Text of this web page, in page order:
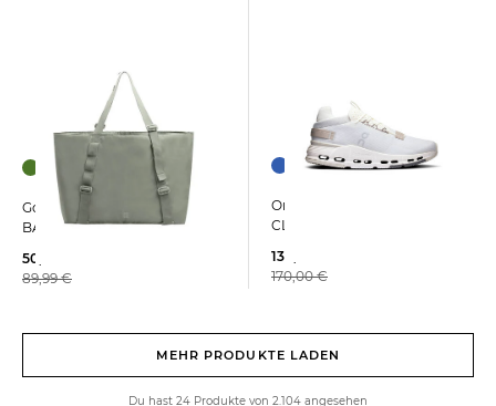
GotBag | Reisetasche TOTE
BAG Large
50,00 €
89,99 €
On | Damen Sneaker
CLOUDNOVA 2
134,99 €
170,00 €
MEHR PRODUKTE LADEN
Du hast 24 Produkte von 2.104 angesehen